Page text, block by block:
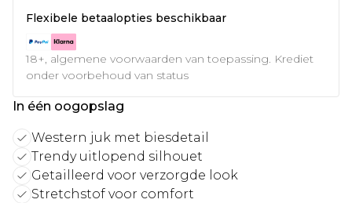
Flexibele betaalopties beschikbaar
18+, algemene voorwaarden van toepassing. Krediet
onder voorbehoud van status
In één oogopslag
Western juk met biesdetail
Trendy uitlopend silhouet
Getailleerd voor verzorgde look
Stretchstof voor comfort